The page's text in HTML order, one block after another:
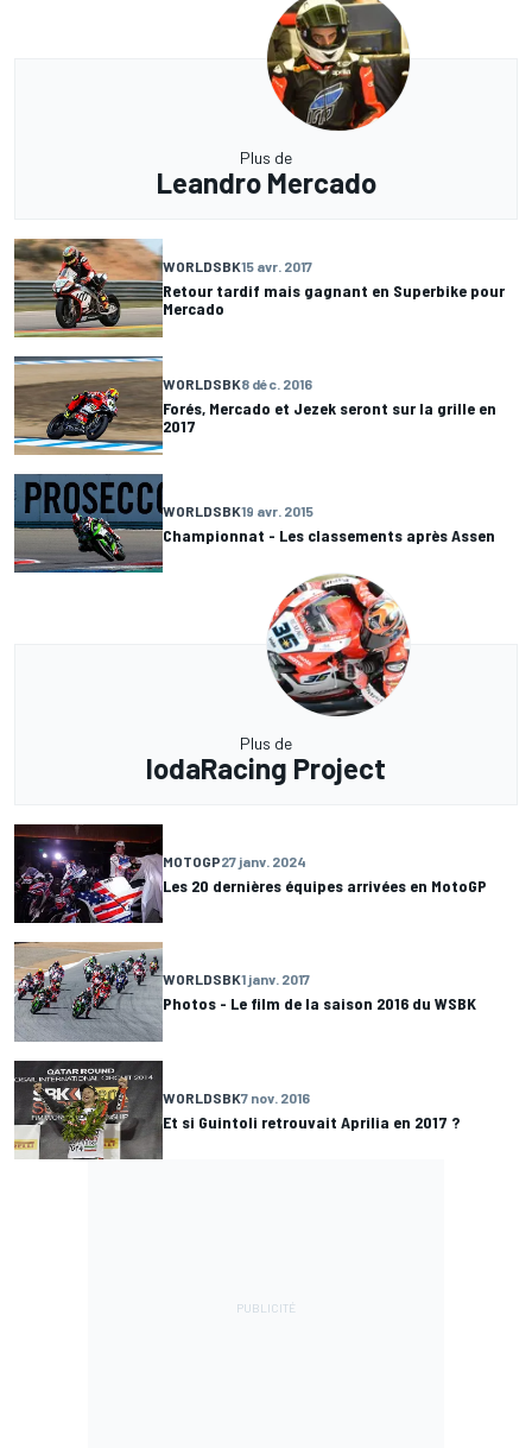
Plus de
Leandro Mercado
WORLDSBK15 avr. 2017
Retour tardif mais gagnant en Superbike pour
Mercado
WORLDSBK8 déc. 2016
Forés, Mercado et Jezek seront sur la grille en
2017
WORLDSBK19 avr. 2015
Championnat - Les classements après Assen
Plus de
IodaRacing Project
MOTOGP27 janv. 2024
Les 20 dernières équipes arrivées en MotoGP
WORLDSBK1 janv. 2017
Photos - Le film de la saison 2016 du WSBK
WORLDSBK7 nov. 2016
Et si Guintoli retrouvait Aprilia en 2017 ?